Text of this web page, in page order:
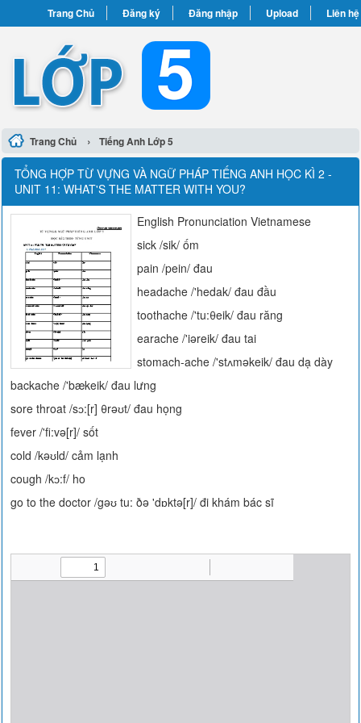
Trang Chủ Đăng ký Đăng nhập Upload Liên hệ
Trang Chủ › Tiếng Anh Lớp 5
TỔNG HỢP TỪ VỰNG VÀ NGỮ PHÁP TIẾNG ANH HỌC KÌ 2 -
UNIT 11: WHAT'S THE MATTER WITH YOU?
English Pronunciation Vietnamese
sick /sik/ ốm
pain /pein/ đau
headache /'hedak/ đau đầu
toothache /'tu:θeik/ đau răng
earache /'iəreik/ đau tai
stomach-ache /'stʌməkeik/ đau dạ dày
backache /'bækeik/ đau lưng
sore throat /sɔ:[r] θrəʊt/ đau họng
fever /'fi:və[r]/ sốt
cold /kəʊld/ cảm lạnh
cough /kɔ:f/ ho
go to the doctor /gəʊ tu: ðə 'dɒktə[r]/ đi khám bác sĩ